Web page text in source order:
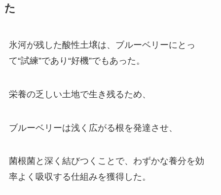
た
氷河が残した酸性土壌は、ブルーベリーにとっ
て“試練”であり“好機”でもあった。
栄養の乏しい土地で生き残るため、
ブルーベリーは浅く広がる根を発達させ、
菌根菌と深く結びつくことで、わずかな養分を効
率よく吸収する仕組みを獲得した。